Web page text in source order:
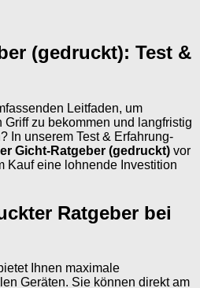
(gedruckt): Test &
Leitfaden, um
zu bekommen und langfristig
In unserem Test & Erfahrung-
Gicht-Ratgeber (gedruckt) vor
Kauf eine lohnende Investition
Ratgeber bei
Ihnen maximale
Geräten. Sie können direkt am